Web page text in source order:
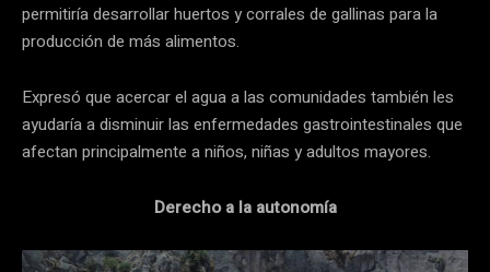
permitiría desarrollar huertos y corrales de gallinas para la
producción de más alimentos.
Expresó que acercar el agua a las comunidades también les
ayudaría a disminuir las enfermedades gastrointestinales que
afectan principalmente a niños, niñas y adultos mayores.
Derecho a la autonomía